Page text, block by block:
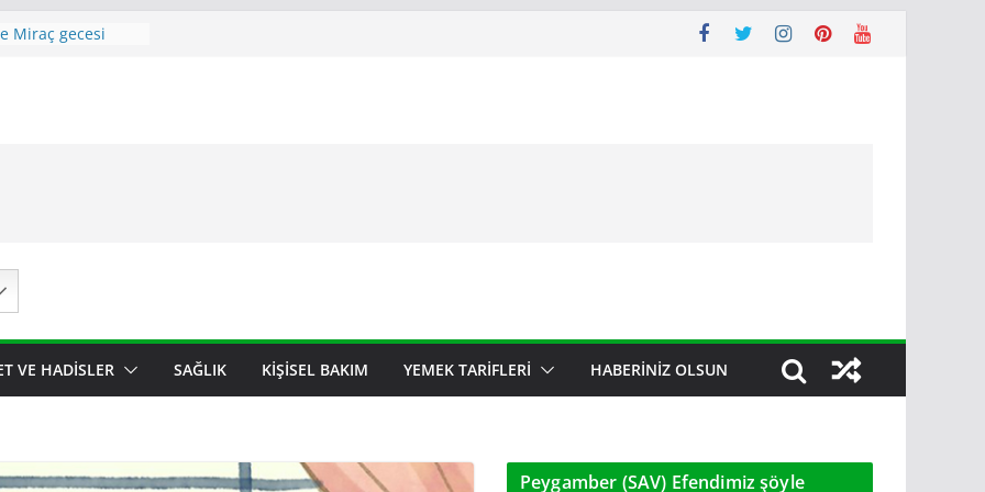
Miraç’a nasıl
VE HADISLER SAĞLIK KIŞISEL BAKIM YEMEK TARIFLERI HABERINIZ OLSUN
Peygamber (SAV) Efendimiz şöyle